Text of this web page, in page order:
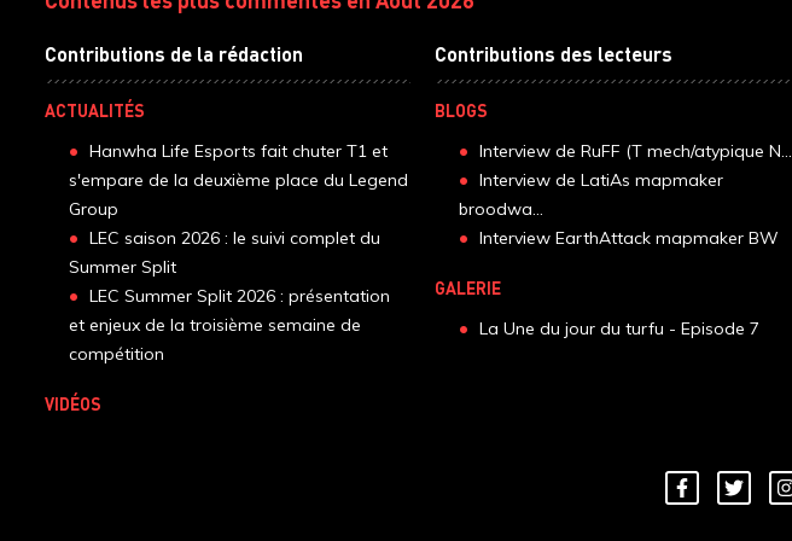
Contributions de la rédaction
ACTUALITÉS
Hanwha Life Esports fait chuter T1 et
s'empare de la deuxième place du Legend
Group
LEC saison 2026 : le suivi complet du
Summer Split
LEC Summer Split 2026 : présentation
et enjeux de la troisième semaine de
compétition
VIDÉOS
Contributions des lecteurs
BLOGS
Interview de RuFF (T mech/atypique N...
Interview de LatiAs mapmaker
broodwa...
Interview EarthAttack mapmaker BW
GALERIE
La Une du jour du turfu - Episode 7